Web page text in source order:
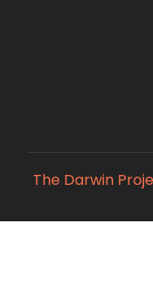
The Darwin